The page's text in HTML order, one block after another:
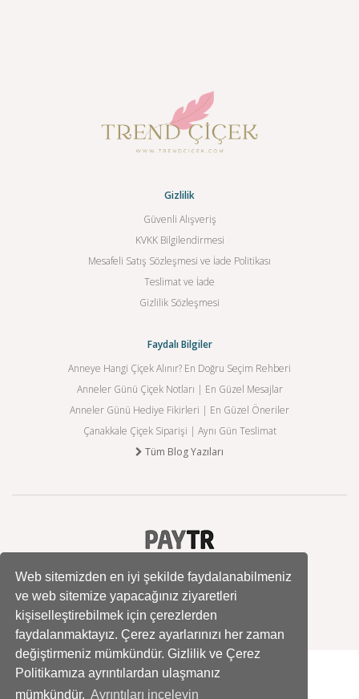
Web sitemizden en iyi şekilde faydalanabilmeniz
ve web sitemize yapacağınız ziyaretleri
kişiselleştirebilmek için çerezlerden
faydalanmaktayız. Çerez ayarlarınızı her zaman
değiştirmeniz mümkündür. Gizlilik ve Çerez
Politikamıza ayrıntılardan ulaşmanız
mümkündür. Ayrıntıları inceleyin
Gizlilik
Güvenli Alışveriş
KVKK Bilgilendirmesi
Mesafeli Satış Sözleşmesi ve İade Politikası
Teslimat ve İade
Gizlilik Sözleşmesi
Faydalı Bilgiler
Anneye Hangi Çiçek Alınır? En Doğru Seçim Rehberi
Anneler Günü Çiçek Notları | En Güzel Mesajlar
Anneler Günü Hediye Fikirleri | En Güzel Öneriler
Çanakkale Çiçek Siparişi | Aynı Gün Teslimat
Tüm Blog Yazıları